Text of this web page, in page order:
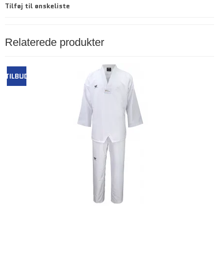
Tilføj til ønskeliste
Relaterede produkter
TILBUD